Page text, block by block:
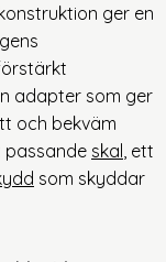
ger en
adapter som ger
och bekväm
passande skal , ett
som skyddar